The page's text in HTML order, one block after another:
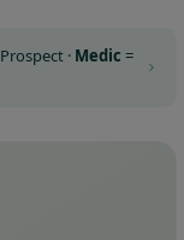
· Medic =